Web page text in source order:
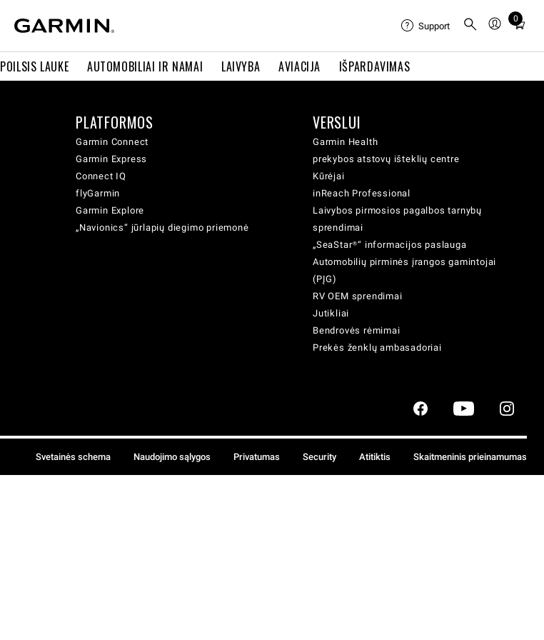
POILSIS LAUKE AUTOMOBILIAI IR NAMAI LAIVYBA AVIACIJA IŠPARDAVIMAS
Support
0
Total
cart:
PLATFORMOS
Garmin Connect
Garmin Express
Connect IQ
flyGarmin
Garmin Explore
„Navionics“ jūrlapių diegimo priemonė
VERSLUI
Garmin Health
prekybos atstovų išteklių centre
Kūrėjai
inReach Professional
Laivybos pirmosios pagalbos tarnybų
sprendimai
„SeaStar®“ informacijos paslauga
Automobilių pirminės įrangos gamintojai
(PĮG)
RV OEM sprendimai
Jutikliai
Bendrovės rėmimai
Prekės ženklų ambasadoriai
Svetainės schema Naudojimo sąlygos Privatumas Security Atitiktis Skaitmeninis prieinamumas